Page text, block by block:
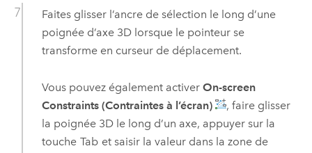
Faites glisser l’ancre de sélection le long d’une
poignée d’axe 3D lorsque le pointeur se
transforme en curseur de déplacement.
Vous pouvez également activer On-screen
Constraints (Contraintes à l’écran)
, faire glisser
la poignée 3D le long d’un axe, appuyer sur la
touche Tab et saisir la valeur dans la zone de